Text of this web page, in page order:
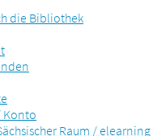
die Bibliothek
Konto
Raum / elearning